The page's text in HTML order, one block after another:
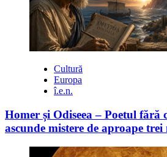
Cultură
Europa
î.e.n.
Homer și Odiseea – Poetul fără
ascunde mistere de aproape